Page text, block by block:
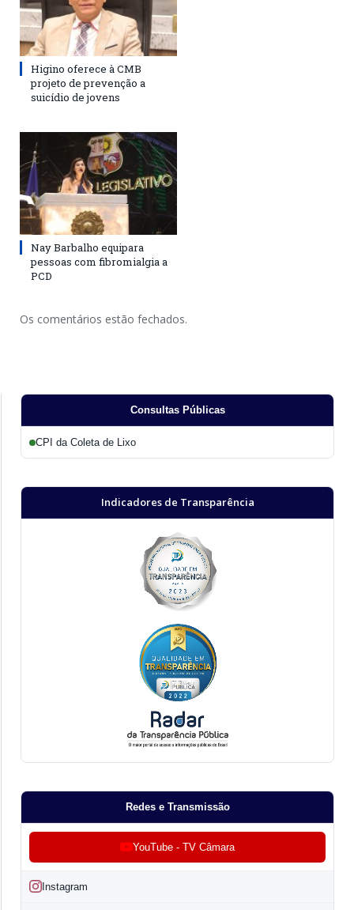
Higino oferece à CMB
projeto de prevenção a
suicídio de jovens
Nay Barbalho equipara
pessoas com fibromialgia a
PCD
Os comentários estão fechados.
Consultas Públicas
CPI da Coleta de Lixo
Indicadores de Transparência
Redes e Transmissão
YouTube - TV Câmara
Instagram